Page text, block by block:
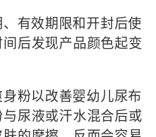
有效期限和开封后使
后发现产品颜色起变
粉以改善婴幼儿尿布
尿液或汗水混合后或